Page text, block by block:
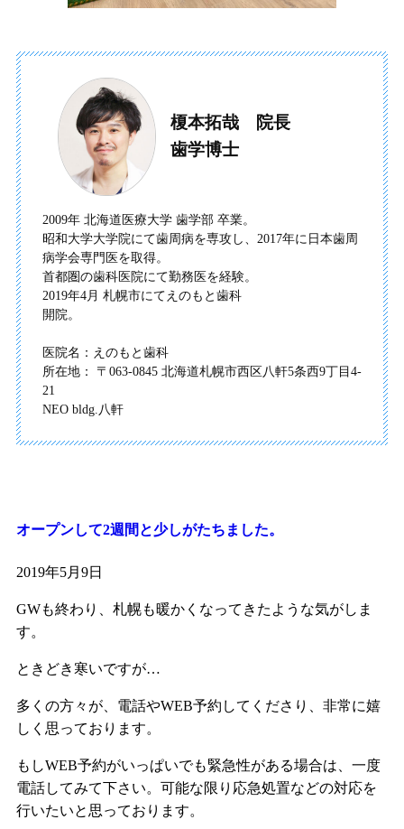
榎本拓哉 院長
歯学博士
2009年 北海道医療大学 歯学部 卒業。
昭和大学大学院にて歯周病を専攻し、2017年に日本歯周
病学会専門医を取得。
首都圏の歯科医院にて勤務医を経験。
2019年4月 札幌市にてえのもと歯科
開院。
医院名：えのもと歯科
所在地： 〒063-0845 北海道札幌市西区八軒5条西9丁目4-
21
NEO bldg.八軒
オープンして2週間と少しがたちました。
2019年5月9日
GWも終わり、札幌も暖かくなってきたような気がしま
す。
ときどき寒いですが…
多くの方々が、電話やWEB予約してくださり、非常に嬉
しく思っております。
もしWEB予約がいっぱいでも緊急性がある場合は、一度
電話してみて下さい。可能な限り応急処置などの対応を
行いたいと思っております。